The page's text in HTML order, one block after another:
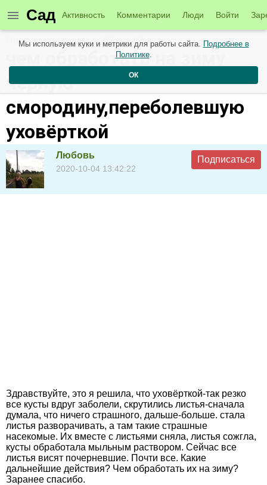
Сад Активность Комментарии Люди Войти
Новые материалы от 05 октября
чем обработать на зиму
чёрную
смородину,переболевшую
уховёрткой
Любовь
2020-10-04 13:42:22
Подписаться
Здравствуйте, это я решила, что уховёрткой-так резко
все кусты вдруг заболели, скрутились листья-сначала
думала, что ничего страшного, дальше-больше. стала
листья разворачивать, а там такие страшные
насекомые. Их вместе с листьями сняла, листья сожгла,
кусты обработала мыльным раствором. Сейчас все
листья висят почерневшие. Почти все. Какие
дальнейшие действия? Чем обработать их на зиму?
Заранее спасибо.
Мы используем куки и метрики для работы сайта. Подробнее в
Политике.
ОК